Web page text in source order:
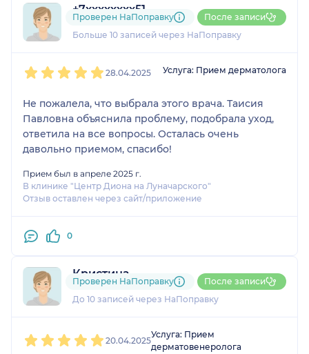
+7xxxxxxxx51
3 отзыва
Больше 10 записей через НаПоправку
Проверен НаПоправку После записи
28.04.2025 Услуга: Прием дерматолога
Не пожалела, что выбрала этого врача. Таисия
Павловна объяснила проблему, подобрала уход,
ответила на все вопросы. Осталась очень
давольно приемом, спасибо!
Прием был в апреле 2025 г.
В клинике "Центр Диона на Луначарского"
Отзыв оставлен через сайт/приложение
0
Кристина
5 отзывов
До 10 записей через НаПоправку
Проверен НаПоправку После записи
20.04.2025
Услуга: Прием
дерматовенеролога